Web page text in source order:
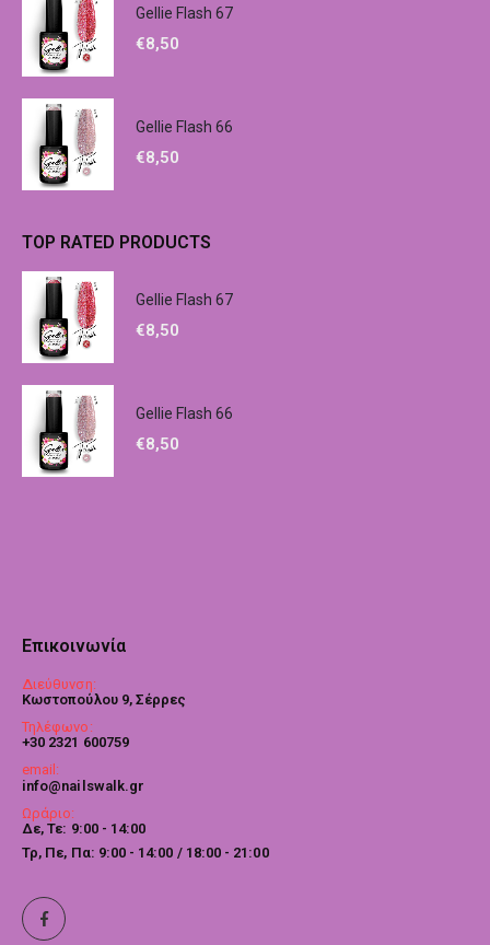
Gellie Flash 67
€8,50
Gellie Flash 66
€8,50
TOP RATED PRODUCTS
Gellie Flash 67
€8,50
Gellie Flash 66
€8,50
Επικοινωνία
Διεύθυνση:
Κωστοπούλου 9, Σέρρες
Τηλέφωνο:
+30 2321 600759
email:
info@nailswalk.gr
Ωράριο:
Δε, Τε: 9:00 - 14:00
Τρ, Πε, Πα: 9:00 - 14:00 / 18:00 - 21:00